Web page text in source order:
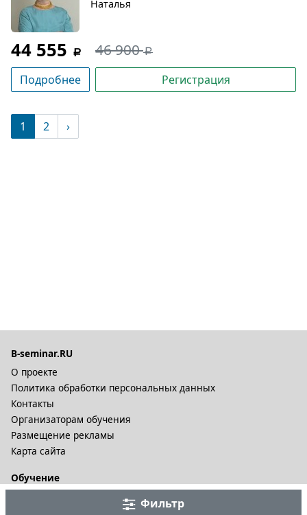
Фильтр
Наталья
44 555 46 900
Подробнее Регистрация
1 (текущая)
2 ›
B-seminar.RU
О проекте
Политика обработки персональных данных
Контакты
Организаторам обучения
Размещение рекламы
Карта сайта
Обучение
Дистационное обучение и видеокурсы